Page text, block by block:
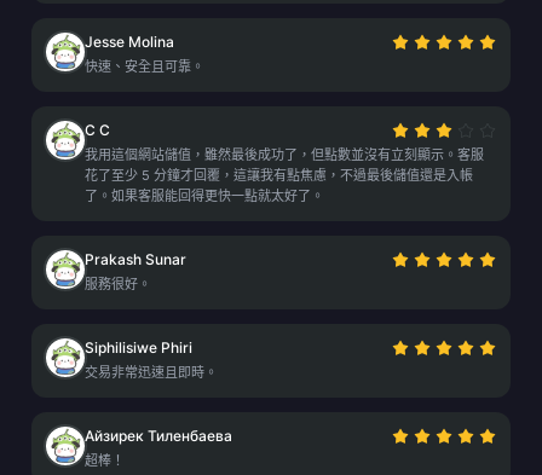
Jesse Molina
快速、安全且可靠。
C C
我用這個網站儲值，雖然最後成功了，但點數並沒有立刻顯示。客服
花了至少 5 分鐘才回覆，這讓我有點焦慮，不過最後儲值還是入帳
了。如果客服能回得更快一點就太好了。
Prakash Sunar
服務很好。
Siphilisiwe Phiri
交易非常迅速且即時。
Айзирек Тиленбаева
超棒！